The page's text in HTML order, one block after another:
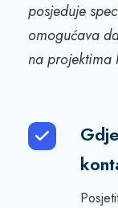
posjeduje
omogućava
na projektima